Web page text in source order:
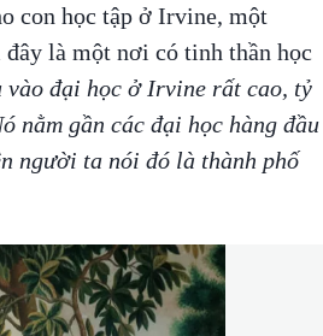
con học tập ở Irvine, một
là một nơi có tinh thần học
vào đại học ở Irvine rất cao, tỷ
nằm gần các đại học hàng đầu
người ta nói đó là thành phố